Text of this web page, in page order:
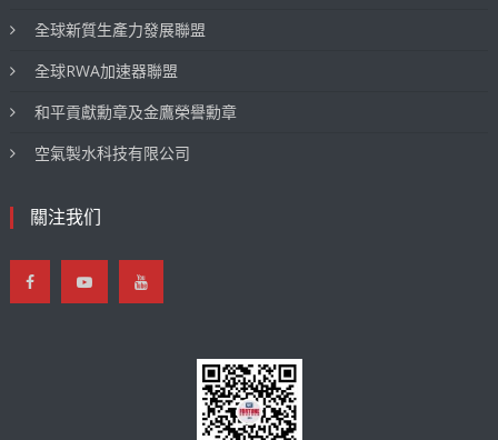
全球新質生產力發展聯盟
全球RWA加速器聯盟
和平貢獻勳章及金鷹榮譽勳章
空氣製水科技有限公司
關注我们